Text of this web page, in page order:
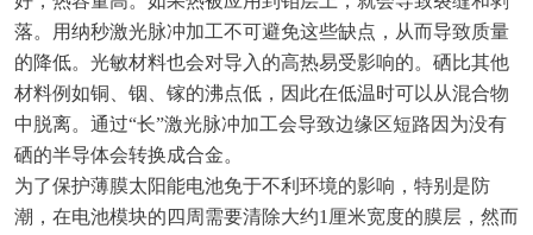
落。用纳秒激光脉冲加工不可避免这些缺点，从而导致质量
的降低。光敏材料也会对导入的高热易受影响的。硒比其他
材料例如铜、铟、镓的沸点低，因此在低温时可以从混合物
中脱离。通过“长”激光脉冲加工会导致边缘区短路因为没有
硒的半导体会转换成合金。
为了保护薄膜太阳能电池免于不利环境的影响，特别是防
潮，在电池模块的四周需要清除大约1厘米宽度的膜层，然而